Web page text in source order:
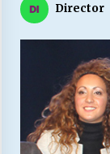
Director